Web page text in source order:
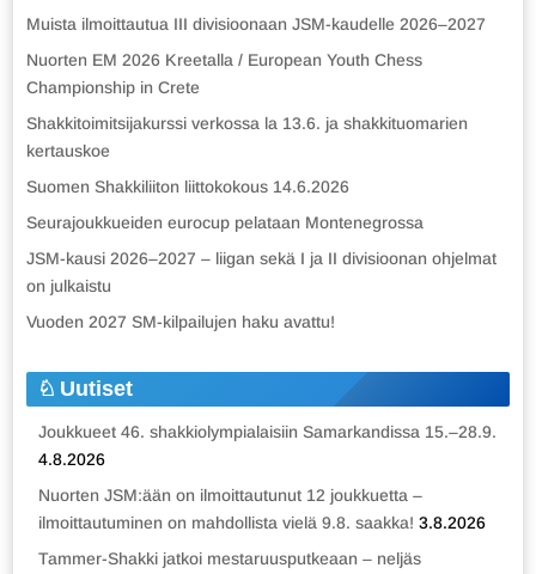
Muista ilmoittautua III divisioonaan JSM-kaudelle 2026–2027
Nuorten EM 2026 Kreetalla / European Youth Chess
Championship in Crete
Shakkitoimitsijakurssi verkossa la 13.6. ja shakkituomarien
kertauskoe
Suomen Shakkiliiton liittokokous 14.6.2026
Seurajoukkueiden eurocup pelataan Montenegrossa
JSM-kausi 2026–2027 – liigan sekä I ja II divisioonan ohjelmat
on julkaistu
Vuoden 2027 SM-kilpailujen haku avattu!
Uutiset
Joukkueet 46. shakkiolympialaisiin Samarkandissa 15.–28.9.
4.8.2026
Nuorten JSM:ään on ilmoittautunut 12 joukkuetta –
ilmoittautuminen on mahdollista vielä 9.8. saakka! 3.8.2026
Tammer-Shakki jatkoi mestaruusputkeaan – neljäs